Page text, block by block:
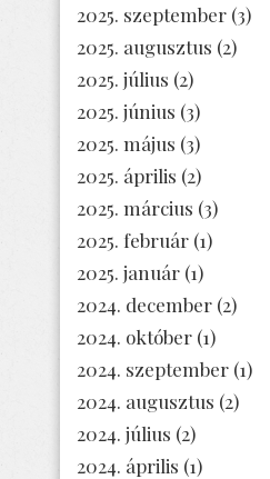
2025. szeptember (3)
2025. augusztus (2)
2025. július (2)
2025. június (3)
2025. május (3)
2025. április (2)
2025. március (3)
2025. február (1)
2025. január (1)
2024. december (2)
2024. október (1)
2024. szeptember (1)
2024. augusztus (2)
2024. július (2)
2024. április (1)